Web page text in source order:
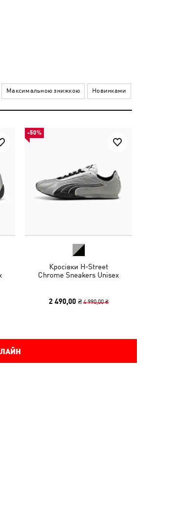
Максимальною знижкою Новинками
-50%
Кросівки H-Street
Chrome Sneakers Unisex
2 490,00 ₴ 4 990,00 ₴